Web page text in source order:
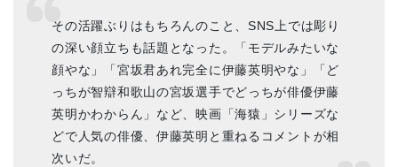
その活躍ぶりはもちろんのこと、SNS上では彫り
の深い顔立ちも話題となった。「モデルみたいな
顔やな」「宮坂君あれ完全に伊藤英明やな」「ど
っちが智辯和歌山の宮坂選手でどっちが俳優伊藤
英明かわからん」など、映画「海猿」シリーズな
どで人気の俳優、伊藤英明と重ねるコメントが相
次いだ。